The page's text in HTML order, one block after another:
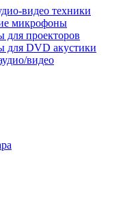
видео техники
микрофоны
проекторов
для DVD акустики
видео